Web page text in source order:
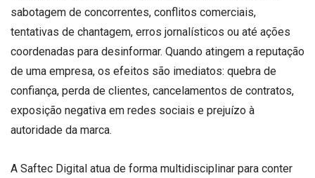
sabotagem de concorrentes, conflitos comerciais,
tentativas de chantagem, erros jornalísticos ou até ações
coordenadas para desinformar. Quando atingem a reputação
de uma empresa, os efeitos são imediatos: quebra de
confiança, perda de clientes, cancelamentos de contratos,
exposição negativa em redes sociais e prejuízo à
autoridade da marca.
A Saftec Digital atua de forma multidisciplinar para conter